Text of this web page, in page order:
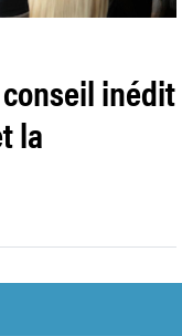
inédit
la